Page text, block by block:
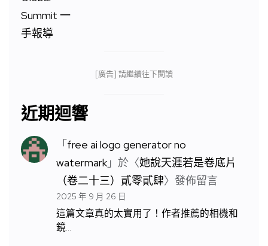
[廣告] 請繼續往下閱讀
近期迴響
「free ai logo generator no
watermark」於〈她說天涯若是卷底片
（卷二十三）貳零貳肆〉發佈留言
2025 年 9 月 26 日
這篇文章真的太實用了！作者推薦的相機和
鏡…